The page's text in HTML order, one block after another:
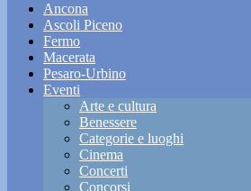
Ancona
Ascoli Piceno
Fermo
Macerata
Pesaro-Urbino
Eventi
Arte e cultura
Benessere
Categorie e luoghi
Cinema
Concerti
Concorsi